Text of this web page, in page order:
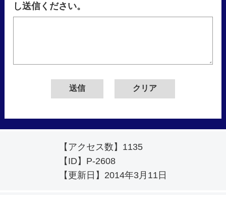
し送信ください。
【アクセス数】 1135
【ID】 P-2608
【更新日】 2014年3月11日